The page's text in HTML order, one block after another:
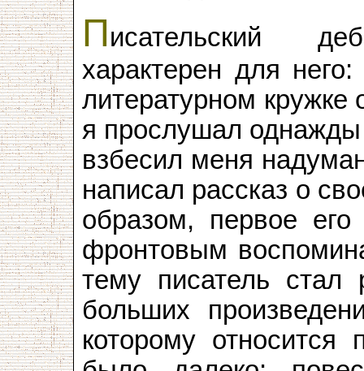
Писательский
характерен для
литературном кружке
я прослушал однажды
взбесил меня
написал рассказ о
образом, первое
фронтовым
тему писатель стал
больших
которому относится